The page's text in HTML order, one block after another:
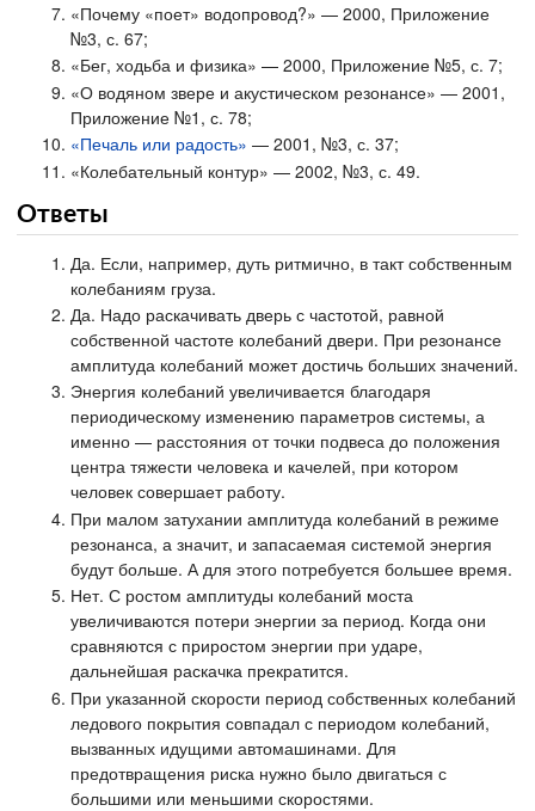
«Почему «поет» водопровод?» — 2000, Приложение
№3, с. 67;
«Бег, ходьба и физика» — 2000, Приложение №5, с. 7;
«О водяном звере и акустическом резонансе» — 2001,
Приложение №1, с. 78;
«Печаль или радость» — 2001, №3, с. 37;
«Колебательный контур» — 2002, №3, с. 49.
Ответы
Да. Если, например, дуть ритмично, в такт собственным
колебаниям груза.
Да. Надо раскачивать дверь с частотой, равной
собственной частоте колебаний двери. При резонансе
амплитуда колебаний может достичь больших значений.
Энергия колебаний увеличивается благодаря
периодическому изменению параметров системы, а
именно — расстояния от точки подвеса до положения
центра тяжести человека и качелей, при котором
человек совершает работу.
При малом затухании амплитуда колебаний в режиме
резонанса, а значит, и запасаемая системой энергия
будут больше. А для этого потребуется большее время.
Нет. С ростом амплитуды колебаний моста
увеличиваются потери энергии за период. Когда они
сравняются с приростом энергии при ударе,
дальнейшая раскачка прекратится.
При указанной скорости период собственных колебаний
ледового покрытия совпадал с периодом колебаний,
вызванных идущими автомашинами. Для
предотвращения риска нужно было двигаться с
большими или меньшими скоростями.